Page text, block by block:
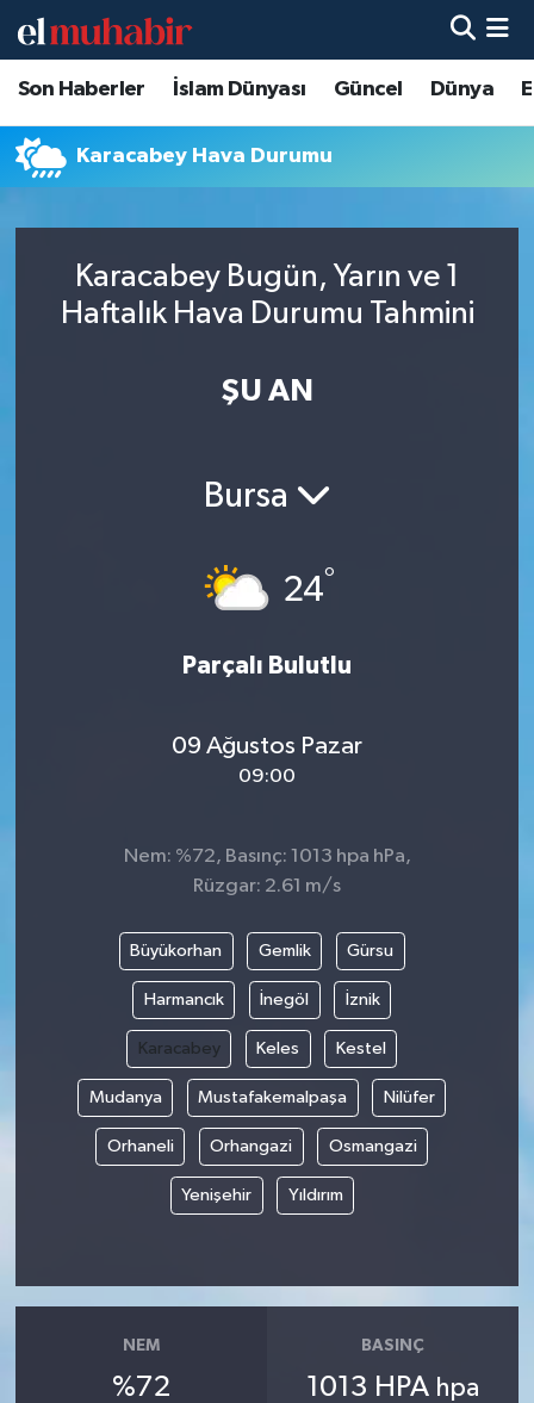
Son Haberler İslam Dünyası Güncel Dünya
Karacabey Hava Durumu
Karacabey Bugün, Yarın ve 1
Haftalık Hava Durumu Tahmini
ŞU AN
Bursa
24°
Parçalı Bulutlu
09 Ağustos Pazar
09:00
Nem: %72, Basınç: 1013 hpa hPa,
Rüzgar: 2.61 m/s
Büyükorhan Gemlik Gürsu
Harmancık İnegöl İznik
Karacabey Keles Kestel
Mudanya Mustafakemalpaşa Nilüfer
Orhaneli Orhangazi Osmangazi
Yenişehir Yıldırım
NEM
%72
BASINÇ
1013 HPA hpa
Hava Durumu
Trafik Durumu
Tüm Manşetler